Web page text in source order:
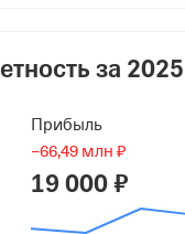
за 2025
Прибыль
−66,49 млн ₽
19 000 ₽